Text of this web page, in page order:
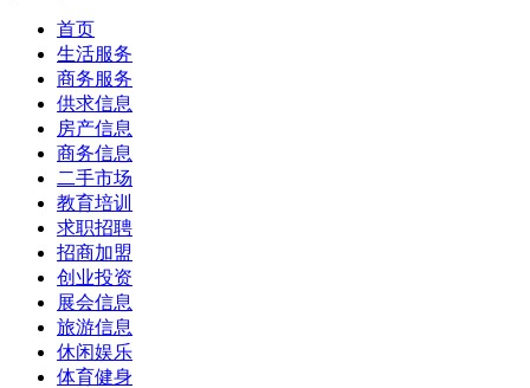
首页
生活服务
商务服务
供求信息
房产信息
商务信息
二手市场
教育培训
求职招聘
招商加盟
创业投资
展会信息
旅游信息
休闲娱乐
体育健身